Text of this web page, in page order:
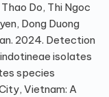
Do, Thi Ngoc
Dong Duong
2024. Detection
isolates
species
Vietnam: A